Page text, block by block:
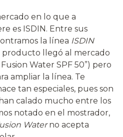
en lo que a
es ISDIN. Entre sus
la línea ISDIN
producto llegó al mercado
Water SPF 50”) pero
ampliar la línea. Te
tan especiales, pues son
calado mucho entre los
notado en el mostrador,
Waterno acepta